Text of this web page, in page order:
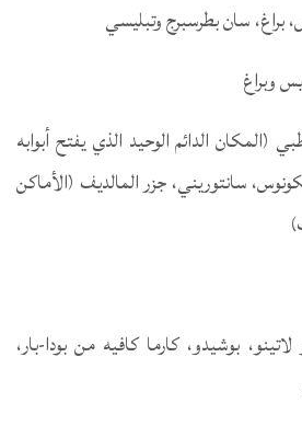
براغ، سان بطرسبرج وتبليسي
وبراغ
(المكان الدائم الوحيد الذي يفتح أبوابه
سانتوريني، جزر المالديف (الأماكن
بوشيدو، كارما كافيه من بودا-بار،